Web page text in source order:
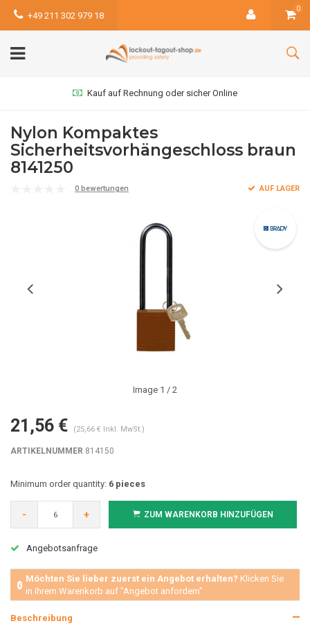
+49 211 302 979 18
0
Kauf auf Rechnung oder sicher Online
Nylon Kompaktes
Sicherheitsvorhängeschloss braun
8141250
0 bewertungen AUF LAGER
Image 1 / 2
21,56 € (25,66 € Inkl. MwSt.)
ARTIKELNUMMER 814150
Minimum order quantity: 6 pieces
- + ZUM WARENKORB HINZUFÜGEN
Angebotsanfrage
Möchten Sie lieber zuerst ein Angebot erhalten? Klicken Sie
in Ihrem Warenkorb auf "Angebot anfordern"
Beschreibung